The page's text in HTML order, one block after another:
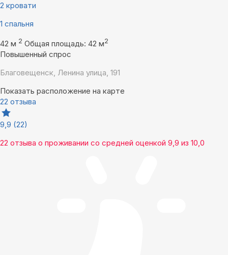
2 кровати
1 спальня
42 м 2 Общая площадь: 42 м2
Повышенный спрос
Благовещенск, Ленина улица, 191
Показать расположение на карте
22 отзыва
9,9 (22)
22 отзыва о проживании со средней оценкой 9,9 из 10,0